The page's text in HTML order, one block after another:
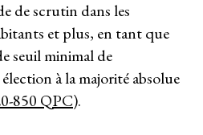
de scrutin dans les
et plus, en tant que
seuil minimal de
à la majorité absolue
850 QPC).